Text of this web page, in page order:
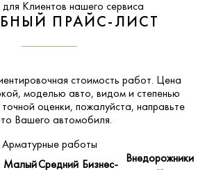
для Клиентов нашего сервиса
ПРАЙС-ЛИСТ
стоимость работ. Цена
моделью авто, видом и степенью
оценки, пожалуйста, направьте
Вашего автомобиля.
Арматурные работы
МалыйСредний Бизнес-
Внедорожники